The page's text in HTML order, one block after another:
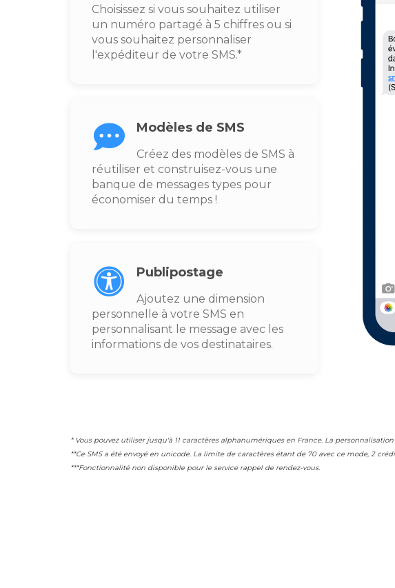
Choisissez si vous souhaitez utiliser
un numéro partagé à 5 chiffres ou si
vous souhaitez personnaliser
l'expéditeur de votre SMS.*
Modèles de SMS
Créez des modèles de SMS à
réutiliser et construisez-vous une
banque de messages types pour
économiser du temps !
Publipostage
Ajoutez une dimension
personnelle à votre SMS en
personnalisant le message avec les
informations de vos destinataires.
* Vous pouvez utiliser jusqu'à 11 caractères alphanumériques en France. La
**Ce SMS a été envoyé en unicode. La limite de caractères étant de 70 avec ce mode, 2
***Fonctionnalité non disponible pour le service rappel de rendez-vous.